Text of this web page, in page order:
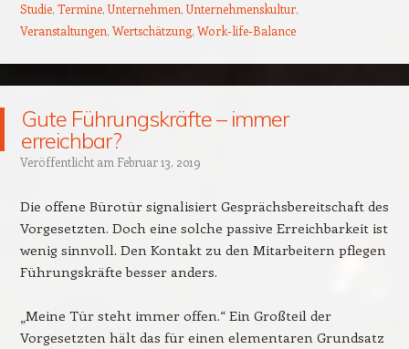
Studie, Termine,Unternehmen,Unternehmenskultur,
Veranstaltungen, Wertschätzung, Work-life-Balance
Gute Führungskräfte – immer
erreichbar?
Veröffentlicht am Februar 13, 2019
Die offene Bürotür signalisiert Gesprächsbereitschaft des
Vorgesetzten. Doch eine solche passive Erreichbarkeit ist
wenig sinnvoll. Den Kontakt zu den Mitarbeitern pflegen
Führungskräfte besser anders.
„Meine Tür steht immer offen.“ Ein Großteil der
Vorgesetzten hält das für einen elementaren Grundsatz